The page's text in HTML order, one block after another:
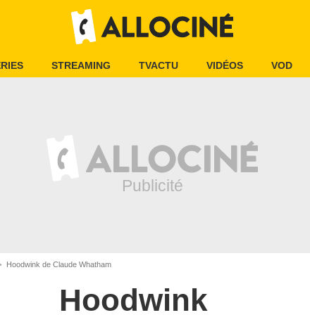
STREAMING TVACTU VIDÉOS VOD
Hoodwink de Claude Whatham
Hoodwink